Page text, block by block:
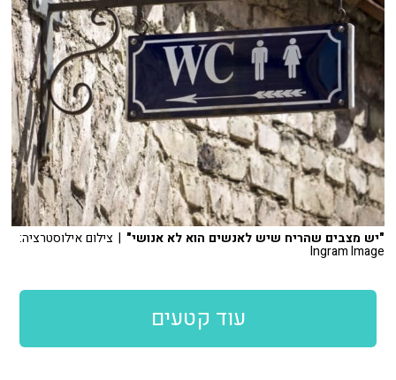
"יש מצבים שהריח שיש לאנשים הוא לא אנושי" | צילום אילוסטרציה:
Ingram Image
עוד קטעים